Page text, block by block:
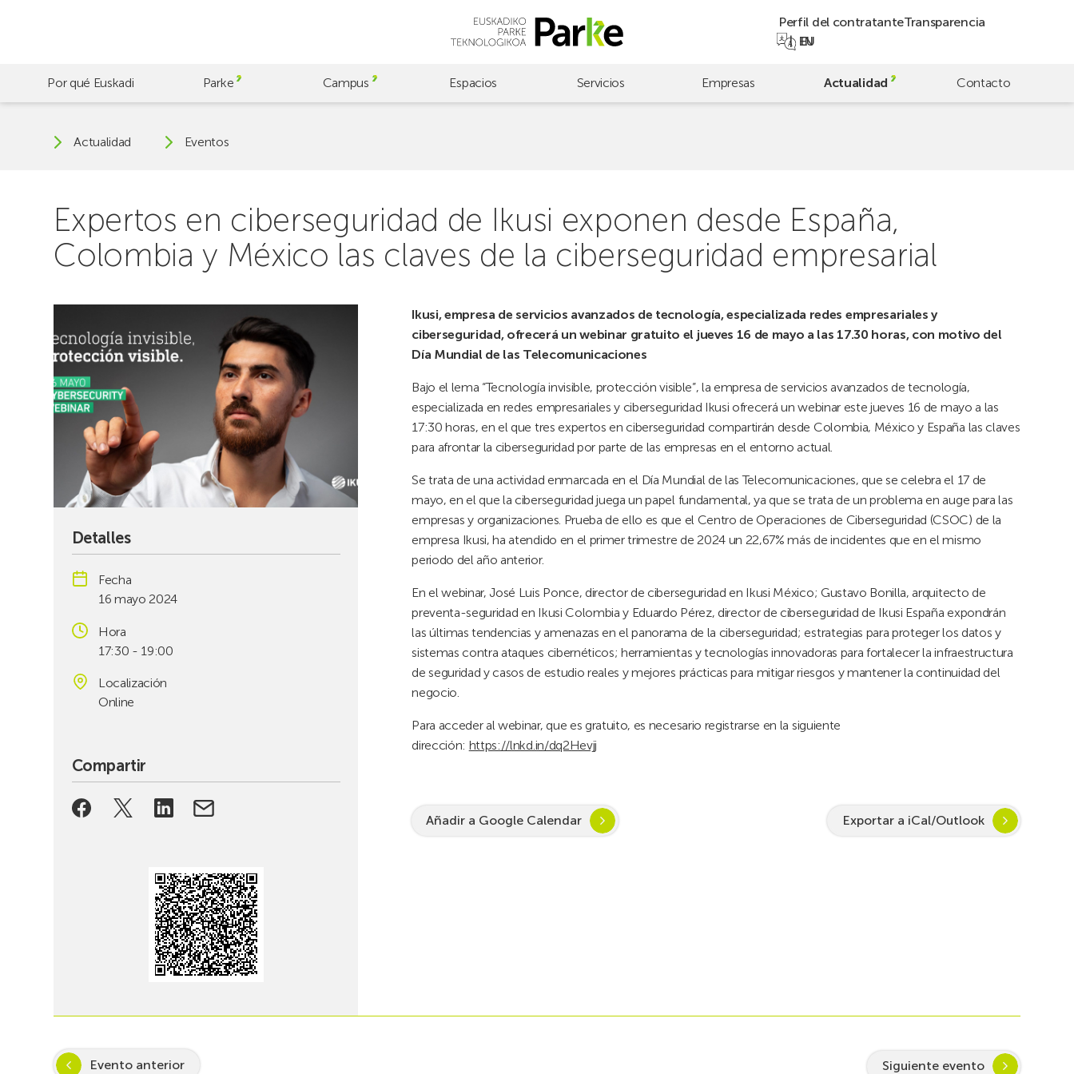
Perfil del contratanteTransparencia
EU
EN
Por qué Euskadi Parke Campus Espacios Servicios Empresas Actualidad Contacto
Actualidad Eventos
Expertos en ciberseguridad de Ikusi exponen desde España,
Colombia y México las claves de la ciberseguridad empresarial
Ikusi, empresa de servicios avanzados de tecnología, especializada redes empresariales y
ciberseguridad, ofrecerá un webinar gratuito el jueves 16 de mayo a las 17.30 horas, con motivo del
Día Mundial de las Telecomunicaciones
Bajo el lema “Tecnología invisible, protección visible”, la empresa de servicios avanzados de tecnología,
especializada en redes empresariales y ciberseguridad Ikusi ofrecerá un webinar este jueves 16 de mayo a las
17:30 horas, en el que tres expertos en ciberseguridad compartirán desde Colombia, México y España las claves
para afrontar la ciberseguridad por parte de las empresas en el entorno actual.
Se trata de una actividad enmarcada en el Día Mundial de las Telecomunicaciones, que se celebra el 17 de
mayo, en el que la ciberseguridad juega un papel fundamental, ya que se trata de un problema en auge para las
empresas y organizaciones. Prueba de ello es que el Centro de Operaciones de Ciberseguridad (CSOC) de la
empresa Ikusi, ha atendido en el primer trimestre de 2024 un 22,67% más de incidentes que en el mismo
periodo del año anterior.
En el webinar, José Luis Ponce, director de ciberseguridad en Ikusi México; Gustavo Bonilla, arquitecto de
preventa-seguridad en Ikusi Colombia y Eduardo Pérez, director de ciberseguridad de Ikusi España expondrán
las últimas tendencias y amenazas en el panorama de la ciberseguridad; estrategias para proteger los datos y
sistemas contra ataques cibernéticos; herramientas y tecnologías innovadoras para fortalecer la infraestructura
de seguridad y casos de estudio reales y mejores prácticas para mitigar riesgos y mantener la continuidad del
negocio.
Para acceder al webinar, que es gratuito, es necesario registrarse en la siguiente
dirección: https://lnkd.in/dq2Hevjj
Añadir a Google Calendar Exportar a iCal/Outlook
Detalles
Fecha
16 mayo 2024
Hora
17:30 - 19:00
Localización
Online
Compartir
Evento anterior Siguiente evento